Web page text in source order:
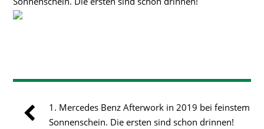
1. Mercedes Benz Afterwork in 2019 bei feinstem
Sonnenschein. Die ersten sind schon drinnen!